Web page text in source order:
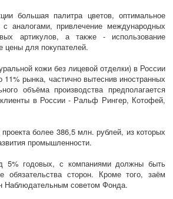
большая палитра цветов, оптимальное
аналогами, привлечение международных
артикулов, а также - использование
цены для покупателей.
кожи без лицевой отделки) в России
рынка, частично вытеснив иностранных
объёма производства предполагается
в России - Ральф Рингер, Котофей,
более 386,5 млн. рублей, из которых
промышленности.
5% годовых, с компаниями должны быть
сторон. Кроме того, заём
Наблюдательным советом Фонда.